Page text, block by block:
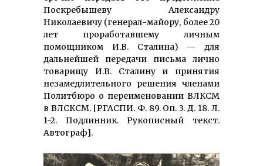
Поскребышеву Александру
Николаевичу (генерал-майору, более 20
лет проработавшему личным
помощником И.В. Сталина) — для
дальнейшей передачи письма лично
товарищу И.В. Сталину и принятия
незамедлительного решения членами
Политбюро о переименовании ВЛКСМ
в ВЛСКСМ. [РГАСПИ. Ф. 89. Оп. 3. Д. 18. Л.
1-2. Подлинник. Рукописный текст.
Автограф].